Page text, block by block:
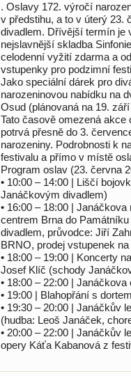
. Oslavy 172. výročí
v předstihu, a to v úterý 23.
divadlem. Dřívější termín je
nejslavnější skladba
celodenní vyžití zdarma a
vstupenky pro podzimní
Jako speciální dárek pro
narozeninovou nabídku na
Osud (plánovaná na 19.
Tato časově omezená akce
potrvá přesně do 3.
narozeniny. Podrobnosti k
festivalu a přímo v místě
Program oslav (23. června
• 10:00 – 14:00 | Liščí
Janáčkovým divadlem)
• 16:00 – 18:00 |
centrem Brna do
divadlem, průvodce: Jiří
BRNO, prodej vstupenek
• 18:00 – 19:00 | Koncerty
Josef Klíč (schody
• 18:00 – 22:00 |
• 19:00 | Blahopřání s
• 19:30 – 20:00 | Janáčkův
(hudba: Leoš Janáček,
• 20:00 – 22:00 | Janáčkův
opery Káťa Kabanová z